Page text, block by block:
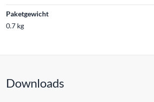
Paketgewicht
0.7 kg
Downloads